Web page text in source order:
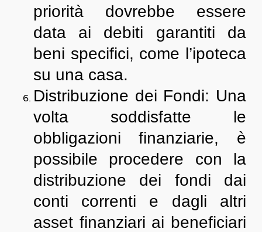
priorità dovrebbe essere
data ai debiti garantiti da
beni specifici, come l’ipoteca
su una casa.
Distribuzione dei Fondi: Una
volta soddisfatte le
obbligazioni finanziarie, è
possibile procedere con la
distribuzione dei fondi dai
conti correnti e dagli altri
asset finanziari ai beneficiari